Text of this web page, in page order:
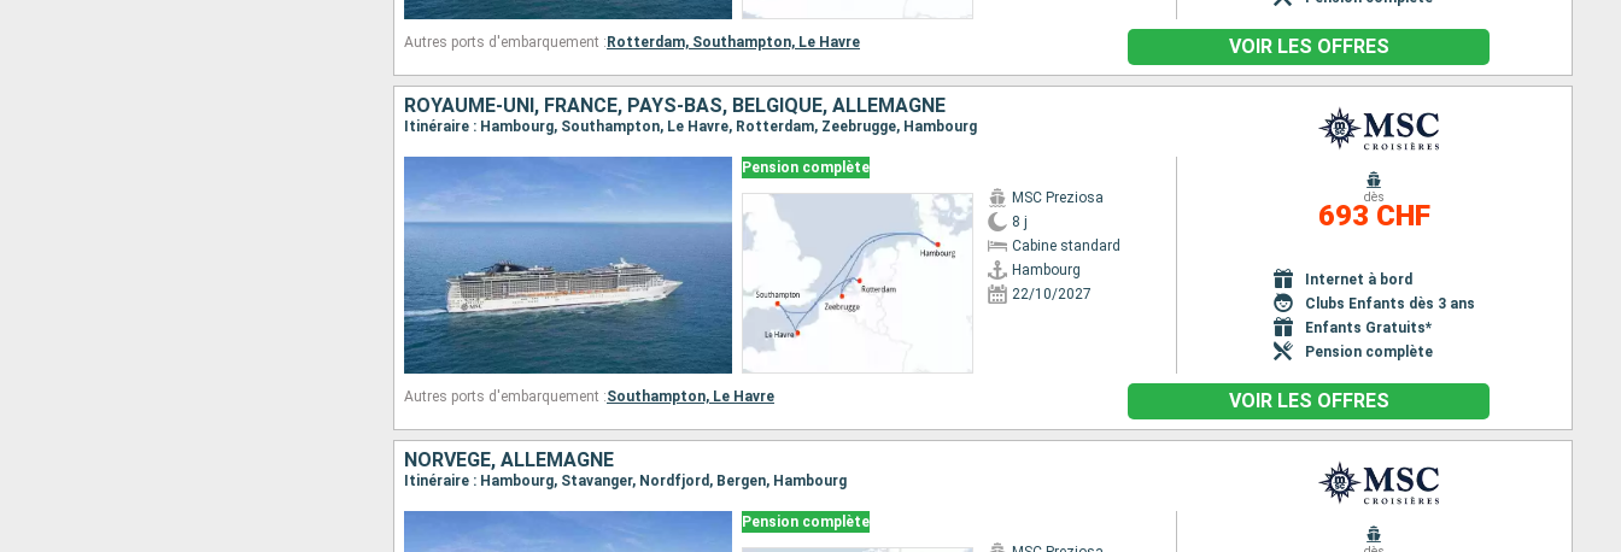
Autres ports d'embarquement : Rotterdam, Southampton, Le Havre VOIR LES OFFRES
ROYAUME-UNI, FRANCE, PAYS-BAS, BELGIQUE, ALLEMAGNE
Itinéraire : Hambourg, Southampton, Le Havre, Rotterdam, Zeebrugge, Hambourg
Pension complète
MSC Preziosa
8 j
Cabine standard
Hambourg
22/10/2027
dès
693 CHF
Internet à bord
Clubs Enfants dès 3 ans
Enfants Gratuits*
Pension complète
Autres ports d'embarquement :Southampton, Le Havre VOIR LES OFFRES
NORVÈGE, ALLEMAGNE
Itinéraire : Hambourg, Stavanger, Nordfjord, Bergen, Hambourg
Pension complète